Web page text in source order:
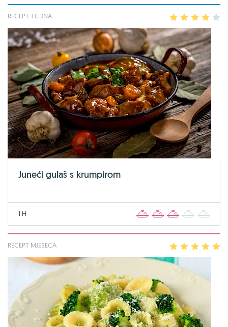
RECEPT TJEDNA 2 3 4
Juneći gulaš s krumpirom
1 H 2 3 4
RECEPT MJESECA 2 3 4